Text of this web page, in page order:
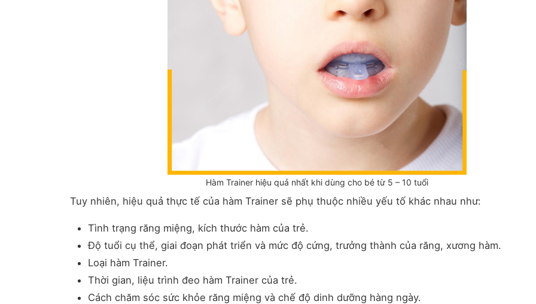
Hàm Trainer hiệu quả nhất khi dùng cho bé từ 5 – 10 tuổi
Tuy nhiên, hiệu quả thực tế của hàm Trainer sẽ phụ thuộc nhiều yếu tố khác nhau như:
Tình trạng răng miệng, kích thước hàm của trẻ.
Độ tuổi cụ thể, giai đoạn phát triển và mức độ cứng, trưởng thành của răng, xương hàm.
Loại hàm Trainer.
Thời gian, liệu trình đeo hàm Trainer của trẻ.
Cách chăm sóc sức khỏe răng miệng và chế độ dinh dưỡng hàng ngày.